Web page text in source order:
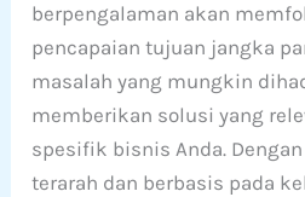
berpengalaman akan
pencapaian tujuan jangka
masalah yang mungkin
memberikan solusi yang
spesifik bisnis Anda.
terarah dan berbasis pada